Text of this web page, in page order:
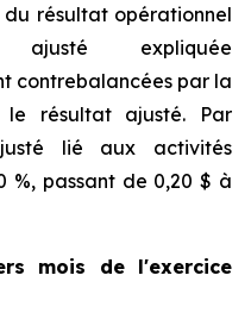
résultat opérationnel
ajusté expliquée
contrebalancées par la
le résultat ajusté. Par
lié aux activités
%, passant de 0,20 $ à
mois de l'exercice